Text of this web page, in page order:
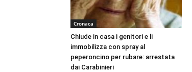
Cronaca
Chiude in casa i genitori e li
immobilizza con spray al
peperoncino per rubare: arrestata
dai Carabinieri